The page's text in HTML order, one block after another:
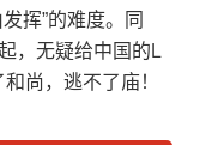
挥”的难度。同
，无疑给中国的L
尚，逃不了庙！